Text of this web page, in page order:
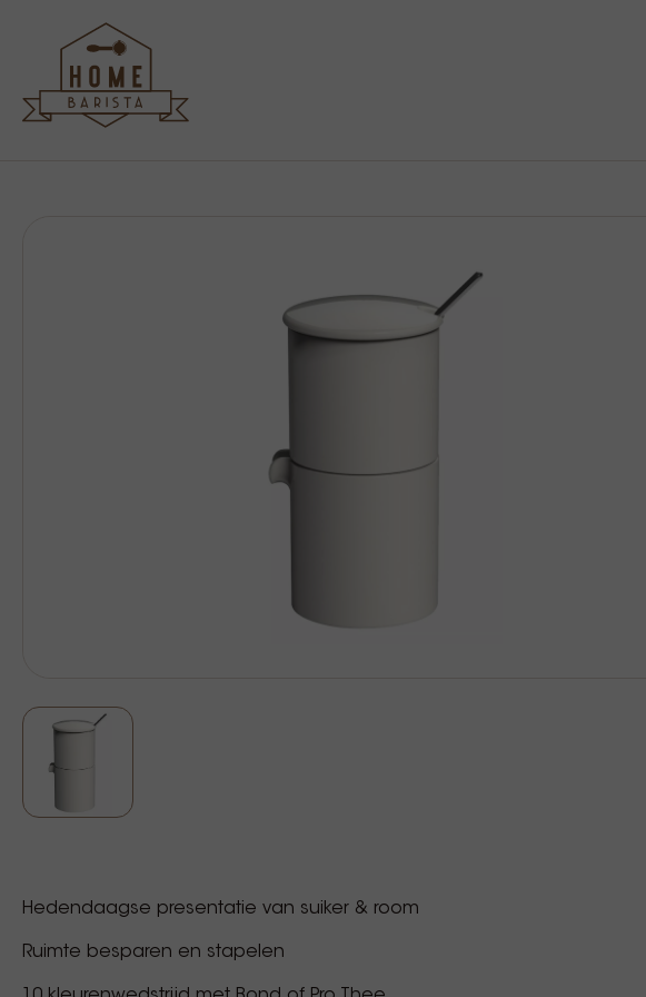
Hedendaagse presentatie van suiker & room
Ruimte besparen en stapelen